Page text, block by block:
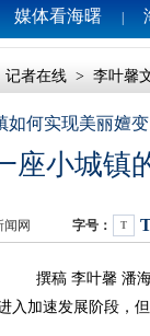
媒体看海曙
记者在线 > 李叶馨
如何实现美丽
座小城镇
网 字号： T
撰稿 李叶馨 潘海
加速发展阶段，